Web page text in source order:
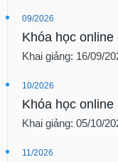
09/2026
Khóa học
Khai giảng: 16/09/
10/2026
Khóa học
Khai giảng: 05/10/
11/2026